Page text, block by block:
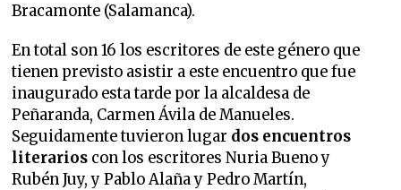
Bracamonte (Salamanca).
En total son 16 los escritores de este género que
tienen previsto asistir a este encuentro que fue
inaugurado esta tarde por la alcaldesa de
Peñaranda, Carmen Ávila de Manueles.
Seguidamente tuvieron lugar dos encuentros
literarios con los escritores Nuria Bueno y
Rubén Juy, y Pablo Alaña y Pedro Martín,